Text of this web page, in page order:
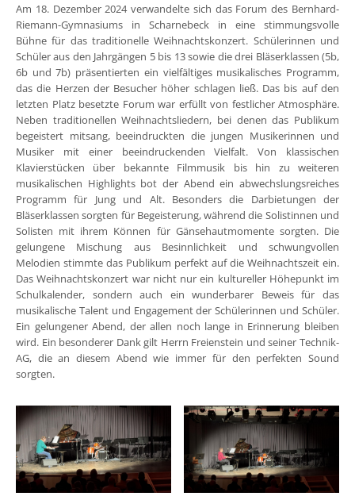
Am 18. Dezember 2024 verwandelte sich das Forum des Bernhard-
Riemann-Gymnasiums in Scharnebeck in eine stimmungsvolle
Bühne für das traditionelle Weihnachtskonzert. Schülerinnen und
Schüler aus den Jahrgängen 5 bis 13 sowie die drei Bläserklassen (5b,
6b und 7b) präsentierten ein vielfältiges musikalisches Programm,
das die Herzen der Besucher höher schlagen ließ. Das bis auf den
letzten Platz besetzte Forum war erfüllt von festlicher Atmosphäre.
Neben traditionellen Weihnachtsliedern, bei denen das Publikum
begeistert mitsang, beeindruckten die jungen Musikerinnen und
Musiker mit einer beeindruckenden Vielfalt. Von klassischen
Klavierstücken über bekannte Filmmusik bis hin zu weiteren
musikalischen Highlights bot der Abend ein abwechslungsreiches
Programm für Jung und Alt. Besonders die Darbietungen der
Bläserklassen sorgten für Begeisterung, während die Solistinnen und
Solisten mit ihrem Können für Gänsehautmomente sorgten. Die
gelungene Mischung aus Besinnlichkeit und schwungvollen
Melodien stimmte das Publikum perfekt auf die Weihnachtszeit ein.
Das Weihnachtskonzert war nicht nur ein kultureller Höhepunkt im
Schulkalender, sondern auch ein wunderbarer Beweis für das
musikalische Talent und Engagement der Schülerinnen und Schüler.
Ein gelungener Abend, der allen noch lange in Erinnerung bleiben
wird. Ein besonderer Dank gilt Herrn Freienstein und seiner Technik-
AG, die an diesem Abend wie immer für den perfekten Sound
sorgten.